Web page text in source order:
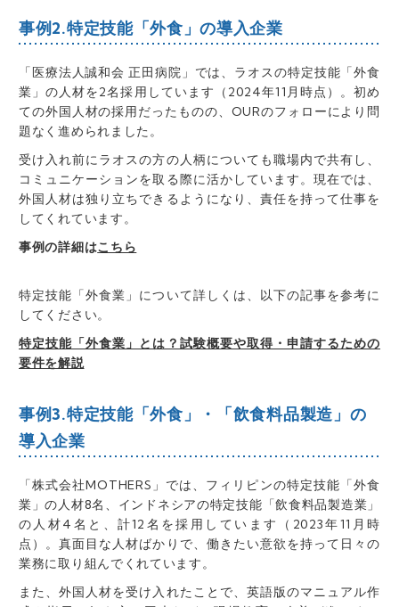
事例2.特定技能「外食」の導入企業
「医療法人誠和会 正田病院」では、ラオスの特定技能「外食
業」の人材を2名採用しています（2024年11月時点）。初め
ての外国人材の採用だったものの、OURのフォローにより問
題なく進められました。
受け入れ前にラオスの方の人柄についても職場内で共有し、
コミュニケーションを取る際に活かしています。現在では、
外国人材は独り立ちできるようになり、責任を持って仕事を
してくれています。
事例の詳細はこちら
特定技能「外食業」について詳しくは、以下の記事を参考に
してください。
特定技能「外食業」とは？試験概要や取得・申請するための
要件を解説
事例3.特定技能「外食」・「飲食料品製造」の
導入企業
「株式会社MOTHERS」では、フィリピンの特定技能「外食
業」の人材8名、インドネシアの特定技能「飲食料品製造業」
の人材4名と、計12名を採用しています（2023年11月時
点）。真面目な人材ばかりで、働きたい意欲を持って日々の
業務に取り組んでくれています。
また、外国人材を受け入れたことで、英語版のマニュアル作